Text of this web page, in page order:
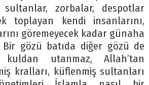
zorbalar, despotlar
toplayan kendi insanlarını,
göremeyecek kadar günaha
Bir gözü batıda diğer gözü de
utanmaz, Allah’tan
kralları, küflenmiş sultanları